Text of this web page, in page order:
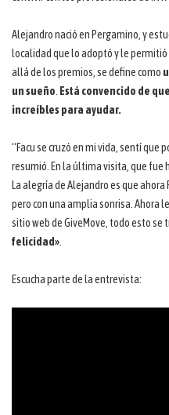
Alejandro nació en Pergamino, y
localidad que lo adoptó y le
allá de los premios, se define como
un sueño Está convencido de
increíbles para ayudar.
“Facu se cruzó en mi vida, sentí que
resumió. En la última visita, que fue
La alegría de Alejandro es que
pero con una amplia sonrisa. Ahora
sitio web de GiveMove, todo esto se
felicidad»
Escucha parte de la entrevista: